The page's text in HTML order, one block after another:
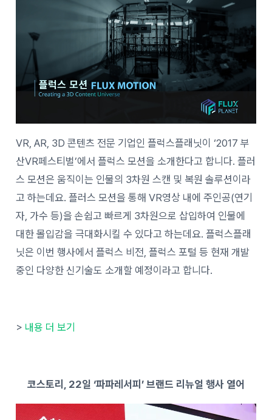
VR, AR, 3D 콘텐츠 전문 기업인 플럭스플래닛이 ‘2017 부
산VR페스티벌’에서 플럭스 모션을 소개한다고 합니다. 플러
스 모션은 움직이는 인물의 3차원 스캔 및 복원 솔루션이라
고 하는데요. 플러스 모션을 통해 VR영상 내에 주인공(연기
자, 가수 등)을 손쉽고 빠르게 3차원으로 삽입하여 인물에
대한 몰입감을 극대화시킬 수 있다고 하는데요. 플럭스플래
닛은 이번 행사에서 플럭스 비전, 플럭스 포털 등 현재 개발
중인 다양한 신기술도 소개할 예정이라고 합니다.
> 내용 더 보기
코스토리, 22일 ‘파파레서피’ 브랜드 리뉴얼 행사 열어